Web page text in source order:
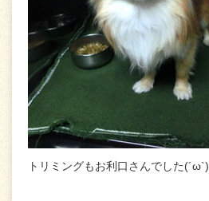
トリミングもお利口さんでした(´ω`)